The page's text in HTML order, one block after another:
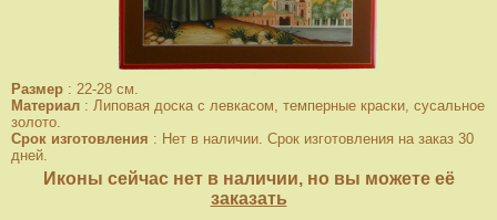
Размер : 22-28 см.
Материал : Липовая доска с левкасом, темперные краски, сусальное
золото.
Срок изготовления : Нет в наличии. Срок изготовления на заказ 30
дней.
Иконы сейчас нет в наличии, но вы можете её
заказать